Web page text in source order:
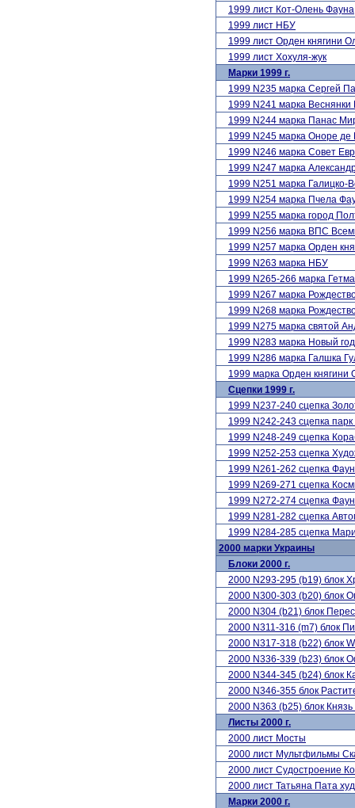
1999 лист Кот-Олень Фауна
1999 лист НБУ
1999 лист Орден княгини
1999 лист Хохуля-жук
Марки 1999 г.
1999 N235 марка Сергей
1999 N241 марка Веснянки
1999 N244 марка Панас
1999 N245 марка Оноре де
1999 N246 марка Совет
1999 N247 марка
1999 N251 марка Галицко-
1999 N254 марка Пчела
1999 N255 марка город
1999 N256 марка ВПС
1999 N257 марка Орден
1999 N263 марка НБУ
1999 N265-266 марка
1999 N267 марка
1999 N268 марка
1999 N275 марка святой
1999 N283 марка Новый
1999 N286 марка Галшка
1999 марка Орден
Сцепки 1999 г.
1999 N237-240 сцепка
1999 N242-243 сцепка
1999 N248-249 сцепка
1999 N252-253 сцепка
1999 N261-262 сцепка
1999 N269-271 сцепка
1999 N272-274 сцепка
1999 N281-282 сцепка
1999 N284-285 сцепка
2000 марки Украины
Блоки 2000 г.
2000 N293-295 (b19) блок
2000 N300-303 (b20) блок
2000 N304 (b21) блок
2000 N311-316 (m7) блок
2000 N317-318 (b22) блок
2000 N336-339 (b23) блок
2000 N344-345 (b24) блок
2000 N346-355 блок
2000 N363 (b25) блок
Листы 2000 г.
2000 лист Мосты
2000 лист Мультфильмы
2000 лист Судостроение
2000 лист Татьяна Пата
Марки 2000 г.